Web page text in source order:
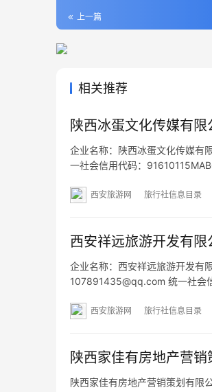
上一篇
相关推荐
陕西冰蛋文化传媒有限
企业名称：陕西冰蛋文化传媒有
一社会信用代码：
西安旅游网 旅行社信息目录
西安祥远旅游开发有限
企业名称：西安祥远旅游开发有
107891435@qq.com 统一社会
西安旅游网 旅行社信息目录
陕西家佳有房地产营
陕西家佳有房地产营销策划有限